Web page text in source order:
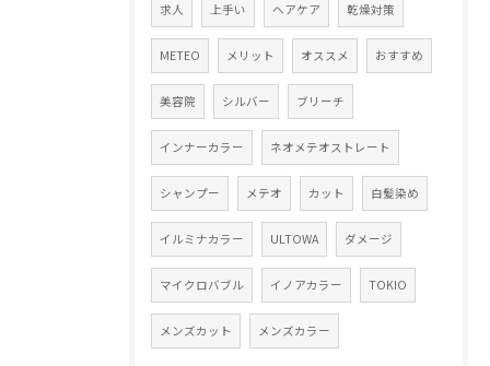
求人 上手い ヘアケア 乾燥対策
METEO メリット オススメ おすすめ
美容院 シルバー ブリーチ
インナーカラー ネオメテオストレート
シャンプー メテオ カット 白髪染め
イルミナカラー ULTOWA ダメージ
マイクロバブル イノアカラー TOKIO
メンズカット メンズカラー